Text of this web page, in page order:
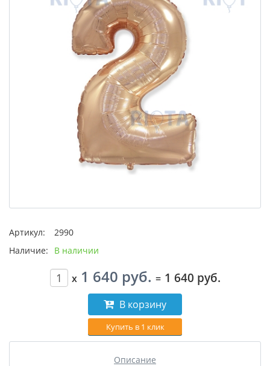
Артикул:
2990
Наличие:
В наличии
x 1 640 руб. = 1 640 руб.
В корзину
Купить в 1 клик
Описание